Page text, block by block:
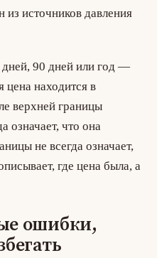
из источников давления
90 дней или год —
цена находится в
верхней границы
означает, что она
не всегда означает,
где цена была, а
ошибки,